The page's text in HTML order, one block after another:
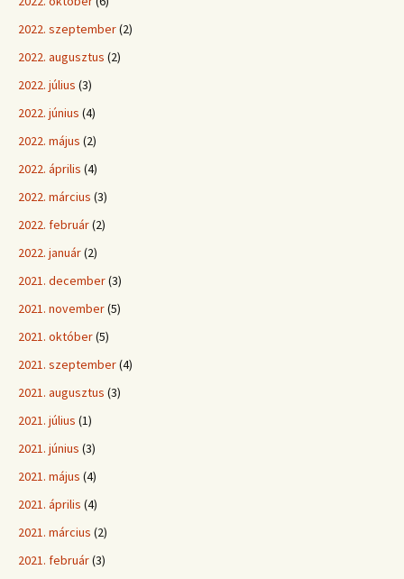
2022. szeptember(2)
2022. augusztus (2)
2022. július (3)
2022. június (4)
2022. május (2)
2022. április (4)
2022. március (3)
2022. február(2)
2022. január(2)
2021. december(3)
2021. november(5)
2021. október(5)
2021. szeptember(4)
2021. augusztus (3)
2021. július (1)
2021. június (3)
2021. május (4)
2021. április (4)
2021. március (2)
2021. február(3)